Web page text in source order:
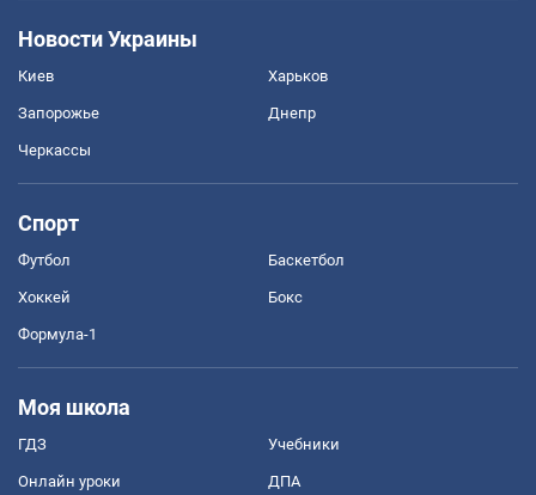
Новости Украины
Киев Харьков
Запорожье Днепр
Черкассы
Спорт
Футбол Баскетбол
Хоккей Бокс
Формула-1
Моя школа
ГДЗ Учебники
Онлайн уроки ДПА